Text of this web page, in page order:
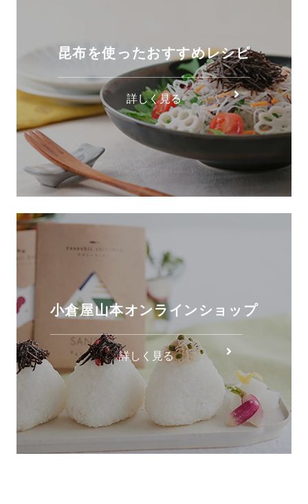
昆布を使ったおすすめレシピ
詳しく見る
小倉屋山本オンラインショップ
詳しく見る